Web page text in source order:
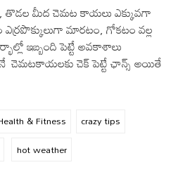
తొడల మీద చెమట కాయలు ఎక్కువగా
మారటం, గోకటం వల్ల
ఇబ్బంది పెట్టే అవకాశాలు
చెమటకాయలకు చెక్ పెట్టే ఛాన్స్ అయితే
& Fitness
crazy tips
hot weather